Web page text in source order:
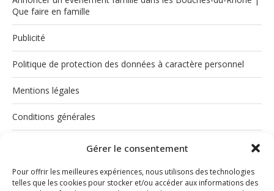
Gérer le consentement
Pour offrir les meilleures expériences, nous utilisons des technologies
telles que les cookies pour stocker et/ou accéder aux informations des
Que faire en famille
Publicité
Politique de protection des données à caractère personnel
Mentions légales
Conditions générales
Politique de cookies (UE)